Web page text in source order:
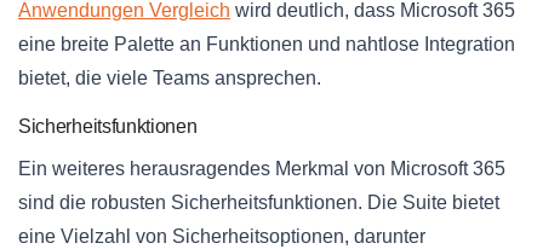
Anwendungen Vergleich wird deutlich, dass Microsoft 365
eine breite Palette an Funktionen und nahtlose Integration
bietet, die viele Teams ansprechen.
Sicherheitsfunktionen
Ein weiteres herausragendes Merkmal von Microsoft 365
sind die robusten Sicherheitsfunktionen. Die Suite bietet
eine Vielzahl von Sicherheitsoptionen, darunter